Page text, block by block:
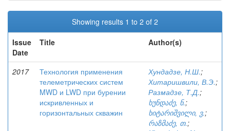
Showing results 1 to 2 of 2
Issue
Date
Title Author(s)
2017
Технология применения
телеметрических систем
MWD и LWD при бурении
искривленных и
горизонтальных скважин
Хундадзе, Н.Ш.;
Хитаришвили, В.Э.;
Размадзе, Т.Д.;
ხუნდაძე, ნ.;
ხიტარიშვილი, ვ.;
რაზმაძე, თ.;